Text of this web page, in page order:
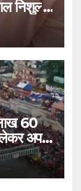
निशुल्क
60
लेकर अपने